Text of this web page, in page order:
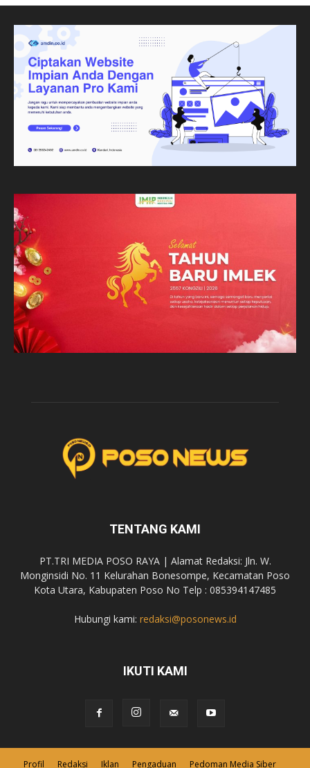
TENTANG KAMI
PT.TRI MEDIA POSO RAYA | Alamat Redaksi: Jln. W.
Monginsidi No. 11 Kelurahan Bonesompe, Kecamatan Poso
Kota Utara, Kabupaten Poso No Telp : 085394147485
Hubungi kami: redaksi@posonews.id
IKUTI KAMI
Profil Redaksi Iklan Pengaduan Pedoman Media Siber